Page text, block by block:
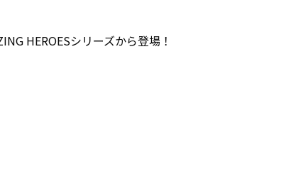
HEROESシリーズから登場！